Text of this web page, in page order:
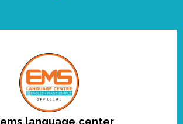
ems.language.center